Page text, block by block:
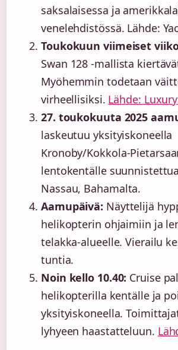
saksalaisessa ja
venelehdistössä. Lähde:
Toukokuun viimeiset
Swan 128 -mallista
Myöhemmin todetaan
virheellisiksi. Lähde:
27. toukokuuta 2025
laskeutuu yksityiskoneella
Kronoby/Kokkola-
lentokentälle
Nassau, Bahamalta.
Aamupäivä: Näyttelijä
helikopterin ohjaimiin ja
telakka-alueelle. Vierailu
tuntia.
Noin kello 10.40: Cruise
helikopterilla kentälle ja
yksityiskoneella.
lyhyeen haastatteluun.